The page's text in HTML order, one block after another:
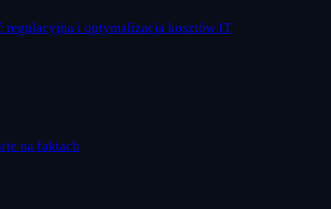
regulacyjna i optymalizacja kosztów IT
na faktach